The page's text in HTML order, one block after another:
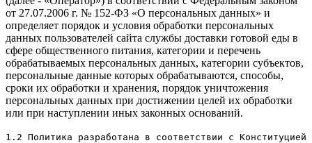
от 27.07.2006 г. № 152-ФЗ «О персональных данных» и
определяет порядок и условия обработки персональных
данных пользователей сайта службы доставки готовой еды в
сфере общественного питания, категории и перечень
обрабатываемых персональных данных, категории субъектов,
персональные данные которых обрабатываются, способы,
сроки их обработки и хранения, порядок уничтожения
персональных данных при достижении целей их обработки
или при наступлении иных законных оснований.
1.2 Политика разработана в соответствии с Конституцией